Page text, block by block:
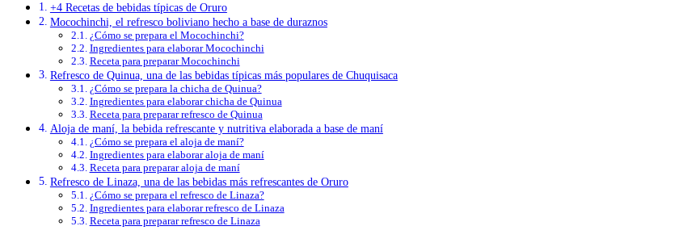
+4 Recetas de bebidas típicas de Oruro
Mocochinchi, el refresco boliviano hecho a base de duraznos
¿Cómo se prepara el Mocochinchi?
Ingredientes para elaborar Mocochinchi
Receta para preparar Mocochinchi
Refresco de Quinua, una de las bebidas típicas más populares de Chuquisaca
¿Cómo se prepara la chicha de Quinua?
Ingredientes para elaborar chicha de Quinua
Receta para preparar refresco de Quinua
Aloja de maní, la bebida refrescante y nutritiva elaborada a base de maní
¿Cómo se prepara el aloja de maní?
Ingredientes para elaborar aloja de maní
Receta para preparar aloja de maní
Refresco de Linaza, una de las bebidas más refrescantes de Oruro
¿Cómo se prepara el refresco de Linaza?
Ingredientes para elaborar refresco de Linaza
Receta para preparar refresco de Linaza